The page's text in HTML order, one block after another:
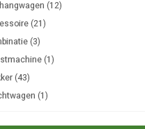
(12)
(21)
(3)
(1)
(43)
(1)